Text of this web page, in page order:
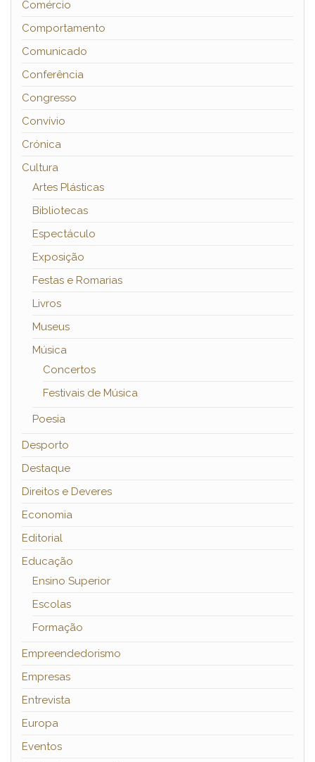
Comércio
Comportamento
Comunicado
Conferência
Congresso
Convívio
Crónica
Cultura
Artes Plásticas
Bibliotecas
Espectáculo
Exposição
Festas e Romarias
Livros
Museus
Música
Concertos
Festivais de Música
Poesia
Desporto
Destaque
Direitos e Deveres
Economia
Editorial
Educação
Ensino Superior
Escolas
Formação
Empreendedorismo
Empresas
Entrevista
Europa
Eventos